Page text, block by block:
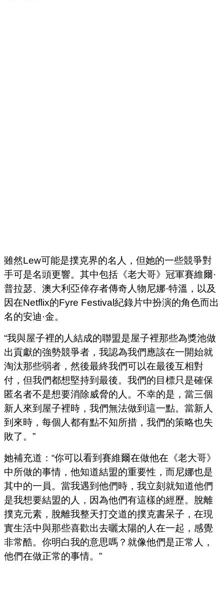
雖然Lew可能是撲克界的名人，但她的一些競爭對
手可是名頭更響。其中包括《老大哥》冠軍賽維爾·
普拉瑟、澳大利亞倖存者傳奇人物尼娜·特溫，以及
因在Netflix的Fyre Festival紀錄片中扮演的角色而出
名的安迪·金。
“我與屋子裡的人結成的聯盟是屋子裡那些為獎池做
出貢獻的強勢競爭者，我認為我們應該在一開始就
淘汰那些弱者，然後最終我們可以在最後互相對
付，但我們都想堅持到最後。我們的目標只是確保
匿名者不是想要消除威脅的人。不幸的是，當三個
新人來到屋子裡時，我們無法做到這一點。當新人
到來時，每個人都有點不知所措，我們的策略也失
敗了。”
她補充道：“你可以看到賽維爾在做他在《老大哥》
中所做的事情，他知道結盟的重要性，而尼娜也是
其中的一員。當我遇到他們時，我立刻就知道他們
是我想要結盟的人，因為他們有這樣的經歷。脫離
撲克元素，脫離我整天打交道的撲克書呆子，在現
實生活中與那些喜歡出去曬太陽的人在一起，感覺
非常酷。你明白我的意思嗎？就像他們是正常人，
他們在做正常的事情。”